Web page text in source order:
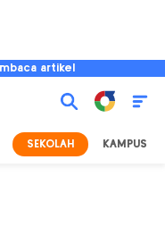
artikel
SEKOLAH KAMPUS